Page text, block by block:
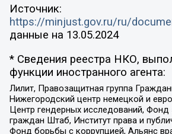
Источник:
https://minjust.gov.ru/ru/
данные на 13.05.2024
* Сведения реестра НКО,
функции иностранного агента:
Лилит, Правозащитная группа
Нижегородский центр немецкой и
Центр гендерных исследований,
граждан Штаб, Институт права и
Фонд борьбы с коррупцией, Альянс